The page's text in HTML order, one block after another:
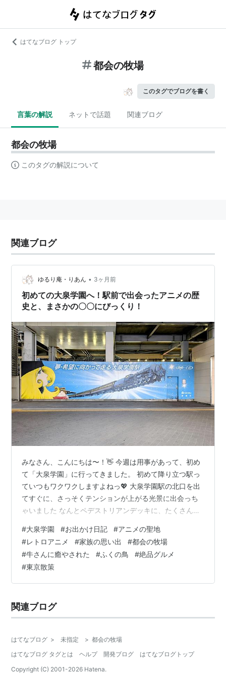
はてなブログ トップ
都会の牧場
このタグでブログを書く
言葉の解説 ネットで話題 関連ブログ
都会の牧場
このタグの解説について
関連ブログ
ゆるり庵・りあん • 3ヶ月前
初めての大泉学園へ！駅前で出会ったアニメの歴
史と、まさかの〇〇にびっくり！
みなさん、こんにちは〜！👋 今週は用事があって、初め
て「大泉学園」に行ってきました。 初めて降り立つ駅っ
ていつもワクワクしますよねっ💖 大泉学園駅の北口を出
てすぐに、さっそくテンションが上がる光景に出会っち
ゃいました なんとペデストリアンデッキに、たくさんの
区ゆかりのアニメ作品を紹介するアニメゲートになって
いるそう✨ 壁面には日本の新旧の名作アニメがずらりと
並んだ、年表パネルもありました。 ★1958年〜1965
年：生まれる前だけど… 1958年：白蛇伝 1963年：鉄腕
アトム 1963年：狼少年ケン 1965年：ジャングル大帝 こ
#大泉学園 #お出かけ日記 #アニメの聖地
#レトロアニメ #家族の思い出 #都会の牧場
#牛さんに癒やされた #ふくの鳥 #絶品グルメ
#東京散策
関連ブログ
はてなブログ > 未指定 > 都会の牧場
はてなブログ タグとは
ヘルプ 開発ブログ
はてなブログトップ
Copyright (C) 2001-2026 Hatena.